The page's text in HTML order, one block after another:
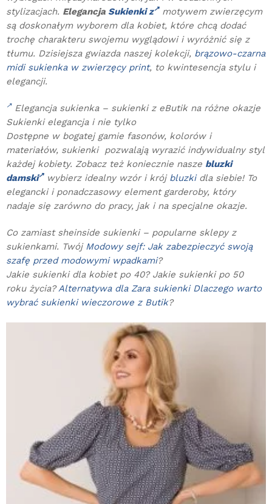
stylizacjach. Elegancja Sukienki z motywem zwierzęcym
są doskonałym wyborem dla kobiet, które chcą dodać
trochę charakteru swojemu wyglądowi i wyróżnić się z
tłumu. Dzisiejsza gwiazda naszej kolekcji, brązowo-czarna
midi sukienka w zwierzęcy print, to kwintesencja stylu i
elegancji.
Elegancja sukienka – sukienki z eButik na różne okazje
Sukienki elegancja i nie tylko
Dostępne w bogatej gamie fasonów, kolorów i
materiałów, sukienki pozwalają wyrazić indywidualny styl
każdej kobiety. Zobacz też koniecznie nasze bluzki
damski wybierz idealny wzór i krój bluzkidla siebie! To
elegancki i ponadczasowy element garderoby, który
nadaje się zarówno do pracy, jak i na specjalne okazje.
Co zamiast sheinside sukienki – popularne sklepy z
sukienkami. Twój Modowy sejf: Jak zabezpieczyć swoją
szafę przed modowymi wpadkami?
Jakie sukienki dla kobiet po 40? Jakie sukienki po 50
roku życia?Alternatywa dla Zara sukienki Dlaczego warto
wybrać sukienki wieczorowe z Butik?